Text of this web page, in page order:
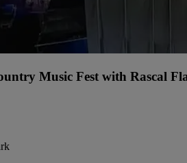
Music Fest with Rascal